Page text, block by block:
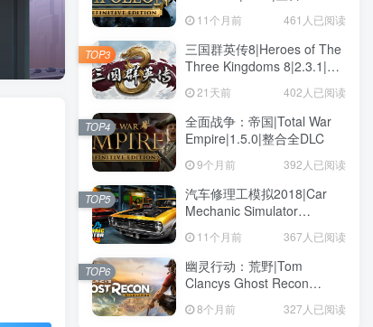
11个月前 461人已阅读
三国群英传8|Heroes of The
Three Kingdoms 8|2.3.1|整
21天前 402人已阅读
TOP3
全面战争：帝国|Total War
Empire|1.5.0|整合全DLC
9个月前 392人已阅读
TOP4
汽车修理工模拟2018|Car
Mechanic Simulator
11个月前 367人已阅读
TOP5
幽灵行动：荒野|Tom
Clancys Ghost Recon
DLC8个月前 327人已阅读
TOP6